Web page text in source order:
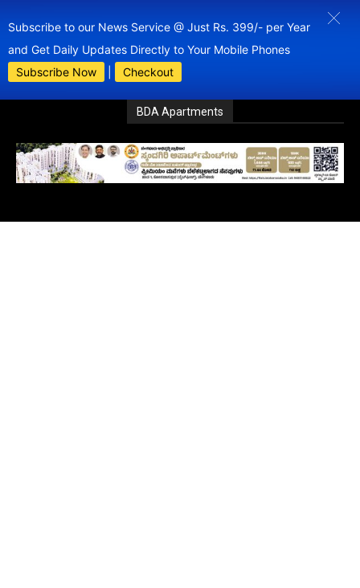
Subscribe to our News Service @ Just Rs. 399/- per Year
and Get Daily Updates Directly to Your Mobile Phones
Subscribe Now
Checkout
BDA Apartments